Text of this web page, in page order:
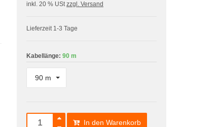
inkl. 20 % UStzzgl. Versand
Lieferzeit 1-3 Tage
Kabellänge: 90 m
90 m
In den Warenkorb